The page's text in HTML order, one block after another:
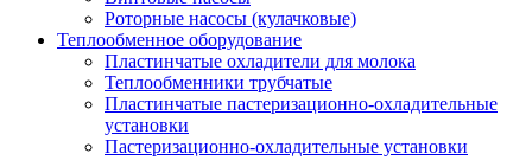
Роторные насосы (кулачковые)
Теплообменное оборудование
Пластинчатые охладители для молока
Теплообменники трубчатые
Пластинчатые пастеризационно-охладительные
установки
Пастеризационно-охладительные установки